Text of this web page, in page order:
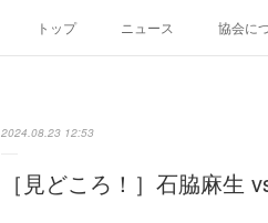
トップ ニュース 協会に
2024.08.23 12:53
［見どころ！］石脇麻生